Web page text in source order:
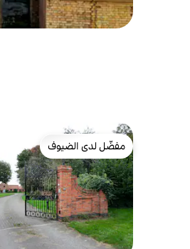
مفضّل لدى الضيوف
مفضّل لدى الضيوف